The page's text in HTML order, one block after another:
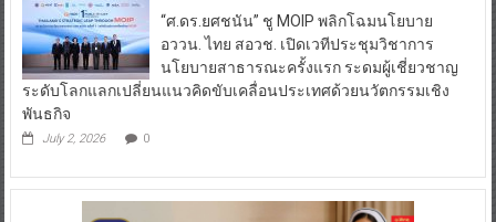
“ศ.ดร.ยศชนัน” ชู MOIP พลิกโฉมนโยบาย
อววน. ไทย สอวช. เปิดเวทีประชุมวิชาการ
นโยบายสาธารณะครั้งแรก ระดมผู้เชี่ยวชาญ
ระดับโลกแลกเปลี่ยนแนวคิดขับเคลื่อนประเทศด้วยนวัตกรรมเชิง
พันธกิจ
July 2, 2026 0